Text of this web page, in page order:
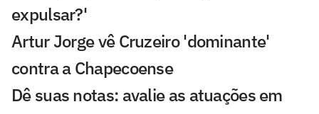
expulsar?'
Artur Jorge vê Cruzeiro 'dominante'
contra a Chapecoense
Dê suas notas: avalie as atuações em